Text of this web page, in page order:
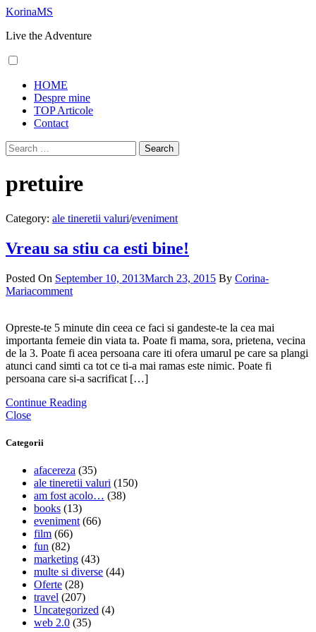
Skip
content
KorinaMS
Live the Adventure
Menu
HOME
Despre mine
TOP Articole
Contact
Search
for:
pretuire
Category: ale tineretii valuri/eveniment
Vreau sa stiu ca esti bine!
Posted On September 10, 2013March 23, 2015 By Corina-
Mariacomment
Opreste-te 5 minute din ceea ce faci si gandeste-te la cea mai
importanta femeie din viata ta. Poate fi mama, sora, prietena, vecina
de la 3. Poate fi acea persoana care iti ofera umarul pe care sa plangi
atunci cand simti ca tot ce ti-a mai ramas este nimic. Poate fi
persoana care si-a sacrificat […]
Continue Reading
Close
Categorii
afacereza (35)
ale tineretii valuri (150)
am fost acolo… (38)
books (13)
eveniment (66)
film (66)
fun (82)
marketing (43)
multe si diverse (44)
Oferte (28)
travel (207)
Uncategorized (4)
web 2.0 (35)